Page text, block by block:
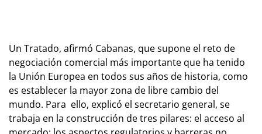
Un Tratado, afirmó Cabanas, que supone el reto de
negociación comercial más importante que ha tenido
la Unión Europea en todos sus años de historia, como
es establecer la mayor zona de libre cambio del
mundo. Para ello, explicó el secretario general, se
trabaja en la construcción de tres pilares: el acceso al